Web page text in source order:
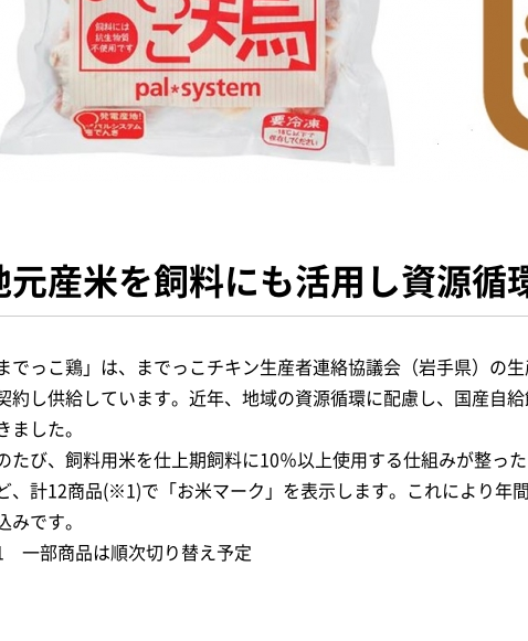
元産米を飼料にも活用し資源循
までっこ鶏」は、までっこチキン生産者連絡協議会（岩手県）の
約し供給しています。近年、地域の資源循環に配慮し、国産自
ました。
たび、飼料用米を仕上期飼料に10％以上使用する仕組みが整っ
、計12商品(※1)で「お米マーク」を表示します。これにより年
みです。
一部商品は順次切り替え予定